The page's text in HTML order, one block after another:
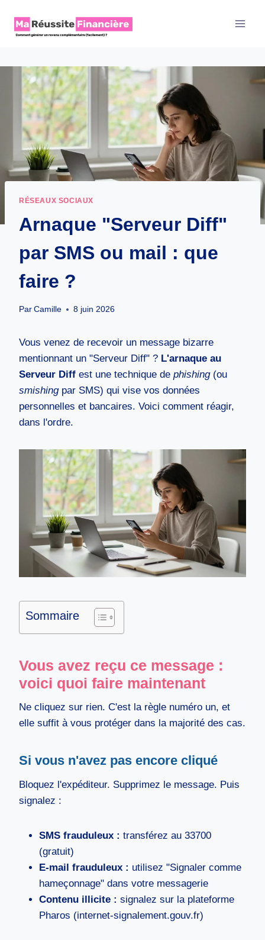
contenu
RÉSEAUX SOCIAUX
Arnaque "Serveur Diff"
par SMS ou mail : que
faire ?
Par Camille 8 juin 2026
Vous venez de recevoir un message bizarre
mentionnant un "Serveur Diff" ? L'arnaque au
Serveur Diff est une technique de phishing(ou
smishingpar SMS) qui vise vos données
personnelles et bancaires. Voici comment réagir,
dans l'ordre.
Sommaire
Vous avez reçu ce message :
voici quoi faire maintenant
Ne cliquez sur rien. C'est la règle numéro un, et
elle suffit à vous protéger dans la majorité des cas.
Si vous n'avez pas encore cliqué
Bloquez l'expéditeur. Supprimez le message. Puis
signalez :
SMS frauduleux : transférez au 33700
(gratuit)
E-mail frauduleux : utilisez "Signaler comme
hameçonnage" dans votre messagerie
Contenu illicite : signalez sur la plateforme
Pharos (internet-signalement.gouv.fr)